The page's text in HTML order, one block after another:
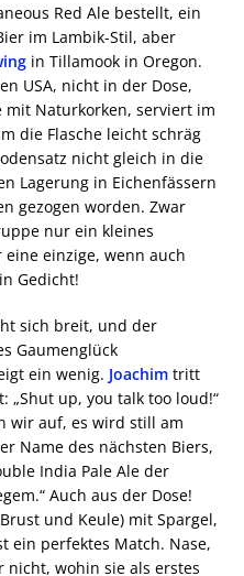
Red Ale bestellt, ein
im Lambik-Stil, aber
in Tillamook in Oregon.
USA, nicht in der Dose,
mit Naturkorken, serviert im
die Flasche leicht schräg
nicht gleich in die
Lagerung in Eichenfässern
gezogen worden. Zwar
nur ein kleines
einzige, wenn auch
Gedicht!
sich breit, und der
Gaumenglück
ein wenig. Joachim tritt
„Shut up, you talk too loud!“
wir auf, es wird still am
Name des nächsten Biers,
India Pale Ale der
Auch aus der Dose!
und Keule) mit Spargel,
ein perfektes Match. Nase,
nicht, wohin sie als erstes